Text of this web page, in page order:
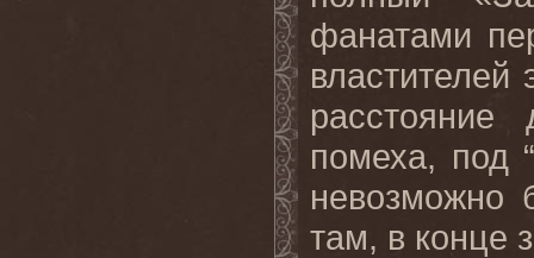
фанатами
властителей
помеха, под
невозможно
там, в конце